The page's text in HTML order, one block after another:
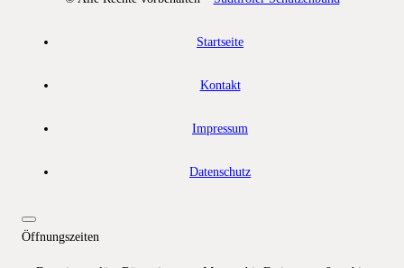
Startseite
Kontakt
Impressum
Datenschutz
Öffnungszeiten